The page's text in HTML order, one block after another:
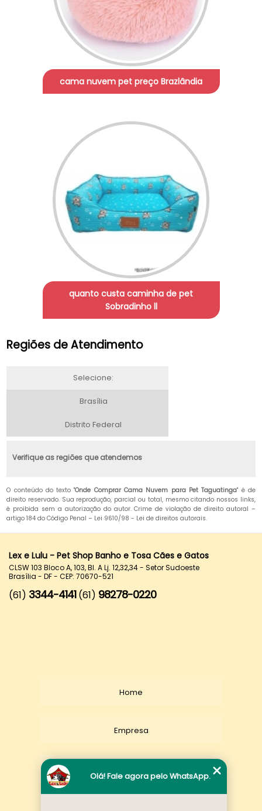
cama nuvem pet preço Brazlândia
quanto custa caminha de pet
Sobradinho ll
Regiões de Atendimento
Selecione:
Brasília
Distrito Federal
Verifique as regiões que atendemos
O conteúdo do texto "Onde Comprar Cama Nuvem para Pet Taguatinga" é de
direito reservado. Sua reprodução, parcial ou total, mesmo citando nossos links,
é proibida sem a autorização do autor. Crime de violação de direito autoral –
artigo 184 do Código Penal – Lei 9610/98 - Lei de direitos autorais.
Lex e Lulu - Pet Shop Banho e Tosa Cães e Gatos
CLSW 103 Bloco A, 103, Bl. A Lj. 12,32,34 - Setor Sudoeste
Brasília - DF - CEP: 70670-521
(61) 3344-4141 (61) 98278-0220
Home
Empresa
Olá! Fale agora pelo WhatsApp.